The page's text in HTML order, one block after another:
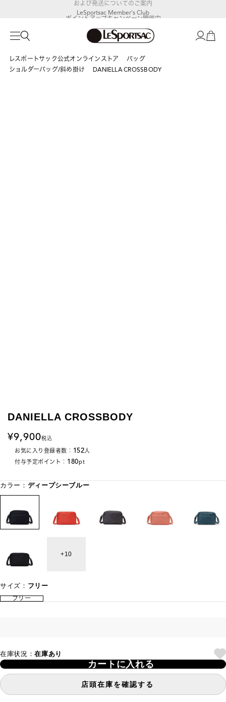
LeSportsac Member's Club
ポイントアップキャンペーン開催中
レスポートサック公式オンラインストア
バッグ
ショルダーバッグ/斜め掛け
DANIELLA CROSSBODY
DANIELLA CROSSBODY
9,900税込
お気に入り登録者数： 152人
付与予定ポイント： 180pt
カラー： ディープシーブルー
10
サイズ： フリー
フリー
在庫状況：在庫あり
カートに入れる
店頭在庫を確認する